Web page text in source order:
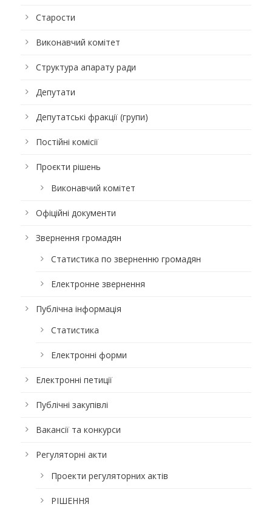
Старости
Виконавчий комітет
Структура апарату ради
Депутати
Депутатські фракції (групи)
Постійні комісії
Проєкти рішень
Виконавчий комітет
Офіційні документи
Звернення громадян
Статистика по зверненню громадян
Електронне звернення
Публічна інформація
Статистика
Електронні форми
Електронні петиції
Публічні закупівлі
Вакансії та конкурси
Регуляторні акти
Проекти регуляторних актів
РІШЕННЯ